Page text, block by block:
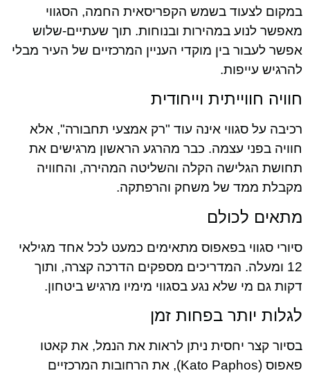
במקום לצעוד בשמש הקפריסאית החמה, הסגווי
מאפשר לנוע במהירות ובנוחות. תוך שעתיים-שלוש
אפשר לעבור בין מוקדי העניין המרכזיים של העיר מבלי
להרגיש עייפות.
חוויה חווייתית וייחודית
רכיבה על סגווי אינה עוד "רק אמצעי תחבורה", אלא
חוויה בפני עצמה. כבר מהרגע הראשון מרגישים את
תחושת הגלישה הקלה והשליטה המהירה, והחוויה
מקבלת ממד של משחק והרפתקה.
מתאים לכולם
סיורי סגווי בפאפוס מתאימים כמעט לכל אחד מגילאי
12 ומעלה. המדריכים מספקים הדרכה קצרה, ותוך
דקות גם מי שלא נגע בסגווי מימיו מרגיש ביטחון.
לגלות יותר בפחות זמן
בסיור קצר יחסית ניתן לראות את הנמל, את קאטו
פאפוס (Kato Paphos), את הרחובות המרכזיים